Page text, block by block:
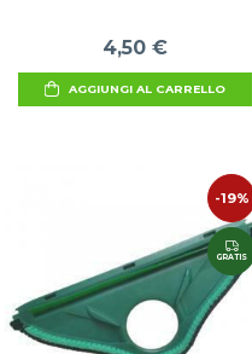
4,50 €
AGGIUNGI AL CARRELLO
-19%
GRATIS